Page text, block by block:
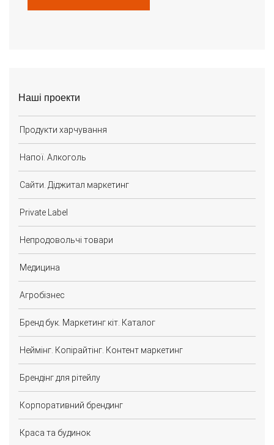
Наші проекти
Продукти харчування
Напої. Алкоголь
Сайти. Діджитал маркетинг
Private Label
Непродовольчі товари
Медицина
Агробізнес
Бренд бук. Маркетинг кіт. Каталог
Неймінг. Копірайтінг. Контент маркетинг
Брендінг для рітейлу
Корпоративний брендинг
Краса та будинок